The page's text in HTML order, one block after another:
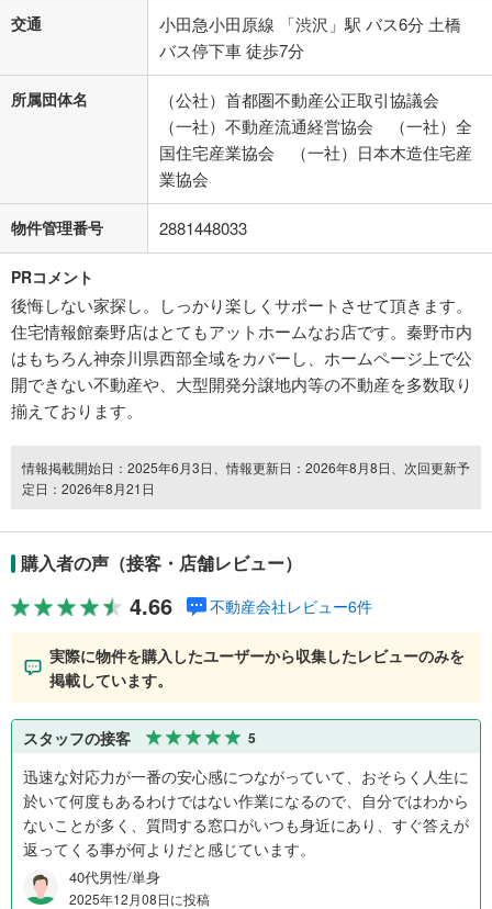
交通
小田急小田原線 「渋沢」駅 バス6分 土橋
バス停下車 徒歩7分
所属団体名
（公社）首都圏不動産公正取引協議会
（一社）不動産流通経営協会 （一社）全
国住宅産業協会 （一社）日本木造住宅産
業協会
物件管理番号 2881448033
PRコメント
後悔しない家探し。しっかり楽しくサポートさせて頂きます。
住宅情報館秦野店はとてもアットホームなお店です。秦野市内
はもちろん神奈川県西部全域をカバーし、ホームページ上で公
開できない不動産や、大型開発分譲地内等の不動産を多数取り
揃えております。
情報掲載開始日：2025年6月3日、情報更新日：2026年8月8日、次回更新予
定日：2026年8月21日
購入者の声（接客・店舗レビュー）
4.66 不動産会社レビュー6件
実際に物件を購入したユーザーから収集したレビューのみを
掲載しています。
スタッフの接客 5
迅速な対応力が一番の安心感につながっていて、おそらく人生に
於いて何度もあるわけではない作業になるので、自分ではわから
ないことが多く、質問する窓口がいつも身近にあり、すぐ答えが
返ってくる事が何よりだと感じています。
40代男性/単身
2025年12月08日に投稿